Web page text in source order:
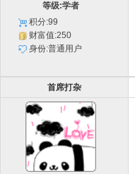
等级:学者
积分:99
财富值:250
身份:普通用户
首席打杂